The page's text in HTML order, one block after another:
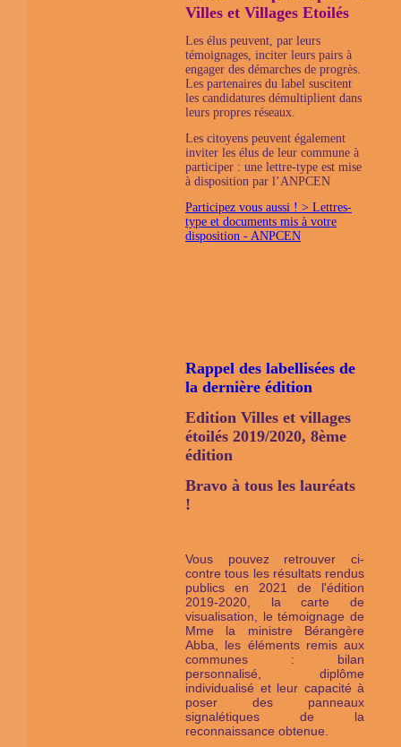
Villes et Villages Etoilés
Les élus peuvent, par leurs
témoignages, inciter leurs pairs à
engager des démarches de progrès.
Les partenaires du label suscitent
les candidatures démultiplient dans
leurs propres réseaux.
Les citoyens peuvent également
inviter les élus de leur commune à
participer : une lettre-type est mise
à disposition par l’ANPCEN
Participez vous aussi ! > Lettres-
type et documents mis à votre
disposition - ANPCEN
Rappel des labellisées de
la dernière édition
Edition Villes et villages
étoilés 2019/2020, 8ème
édition
Bravo à tous les lauréats
!
Vous pouvez retrouver ci-
contre tous les résultats rendus
publics en 2021 de l'édition
2019-2020, la carte de
visualisation, le témoignage de
Mme la ministre Bérangère
Abba, les éléments remis aux
communes : bilan
personnalisé, diplôme
individualisé et leur capacité à
poser des panneaux
signalétiques de la
reconnaissance obtenue.